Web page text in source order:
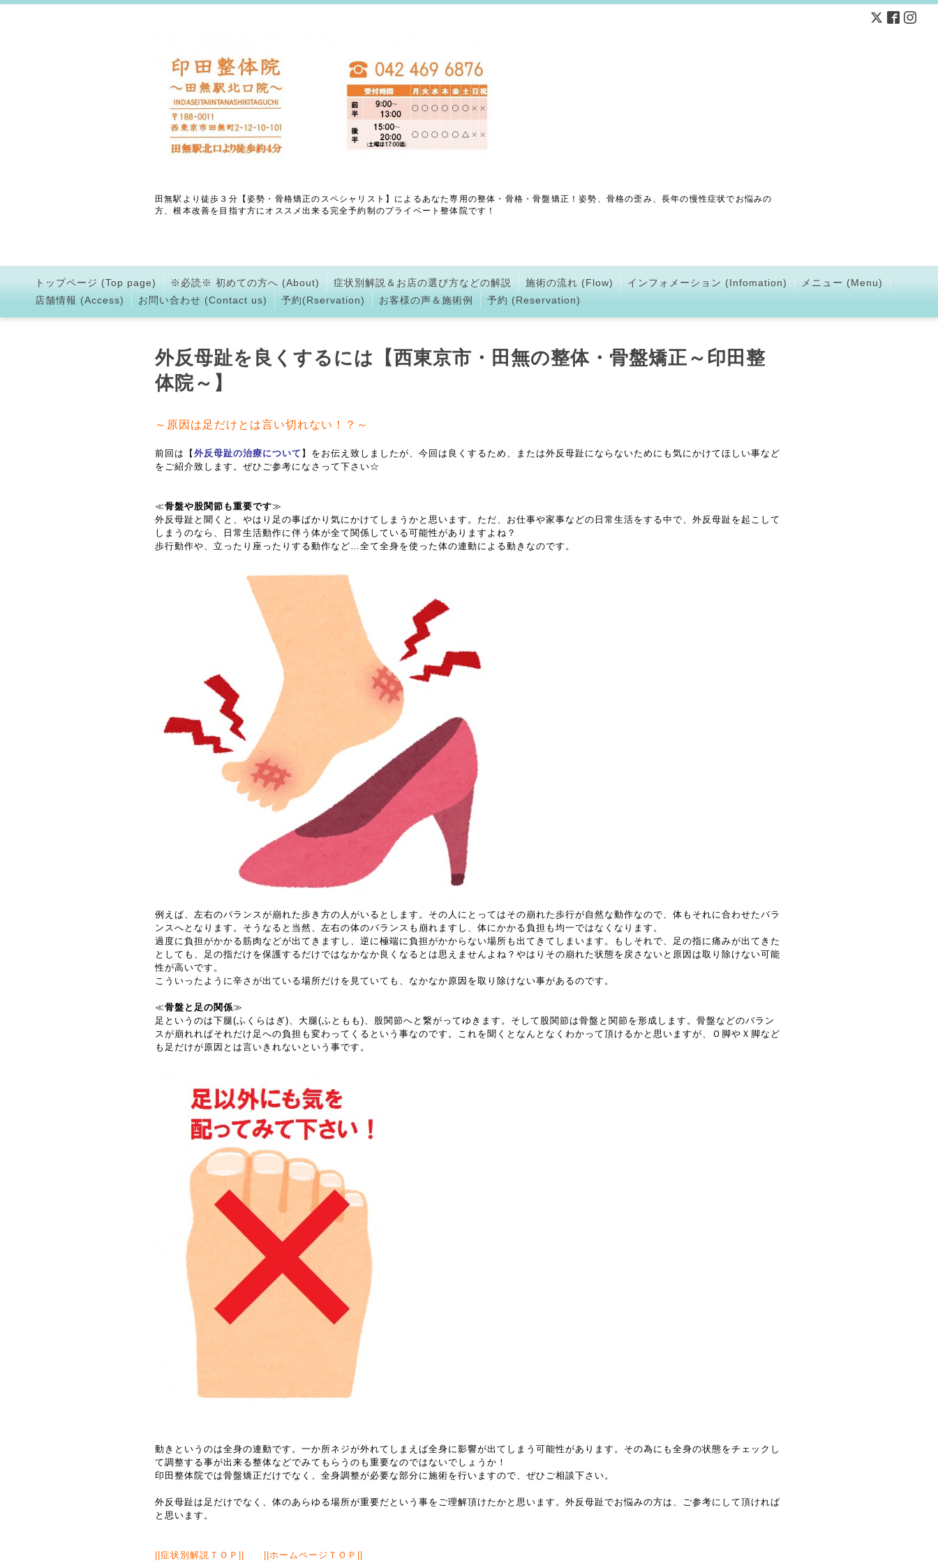
田無駅より徒歩３分【姿勢・骨格矯正のスペシャリスト】によるあなた専用の整体・骨格・骨盤矯正！姿勢、骨格の歪み、長年の慢性症状でお悩みの
方、根本改善を目指す方にオススメ出来る完全予約制のプライベート整体院です！
トップページ (Top page) ※必読※ 初めての方へ (About) 症状別解説＆お店の選び方などの解説 施術の流れ (Flow) インフォメーション (Infomation)
メニュー (Menu)
店舗情報 (Access)
お問い合わせ (Contact us) 予約(Rservation) お客様の声＆施術例 予約 (Reservation)
外反母趾を良くするには【西東京市・田無の整体・骨盤矯正～印田整
体院～】
～原因は足だけとは言い切れない！？～
前回は【 外反母趾の治療について 】をお伝え致しましたが、今回は良くするため、または外反母趾にならないためにも気にかけてほしい事など
をご紹介致します。ぜひご参考になさって下さい☆
≪骨盤や股関節も重要です≫
外反母趾と聞くと、やはり足の事ばかり気にかけてしまうかと思います。ただ、お仕事や家事などの日常生活をする中で、外反母趾を起こして
しまうのなら、日常生活動作に伴う体が全て関係している可能性がありますよね？
歩行動作や、立ったり座ったりする動作など…全て全身を使った体の連動による動きなのです。
例えば、左右のバランスが崩れた歩き方の人がいるとします。その人にとってはその崩れた歩行が自然な動作なので、体もそれに合わせたバラ
ンスへとなります。そうなると当然、左右の体のバランスも崩れますし、体にかかる負担も均一ではなくなります。
過度に負担がかかる筋肉などが出てきますし、逆に極端に負担がかからない場所も出てきてしまいます。もしそれで、足の指に痛みが出てきた
としても、足の指だけを保護するだけではなかなか良くなるとは思えませんよね？やはりその崩れた状態を戻さないと原因は取り除けない可能
性が高いです。
こういったように辛さが出ている場所だけを見ていても、なかなか原因を取り除けない事があるのです。
≪骨盤と足の関係≫
足というのは下腿(ふくらはぎ)、大腿(ふともも)、股関節へと繋がってゆきます。そして股関節は骨盤と関節を形成します。骨盤などのバラン
スが崩れればそれだけ足への負担も変わってくるという事なのです。これを聞くとなんとなくわかって頂けるかと思いますが、Ｏ脚やＸ脚など
も足だけが原因とは言いきれないという事です。
動きというのは全身の連動です。一か所ネジが外れてしまえば全身に影響が出てしまう可能性があります。その為にも全身の状態をチェックし
て調整する事が出来る整体などでみてもらうのも重要なのではないでしょうか！
印田整体院では骨盤矯正だけでなく、全身調整が必要な部分に施術を行いますので、ぜひご相談下さい。
外反母趾は足だけでなく、体のあらゆる場所が重要だという事をご理解頂けたかと思います。外反母趾でお悩みの方は、ご参考にして頂ければ
と思います。
症状別解説ＴＯＰ ホームページＴＯＰ